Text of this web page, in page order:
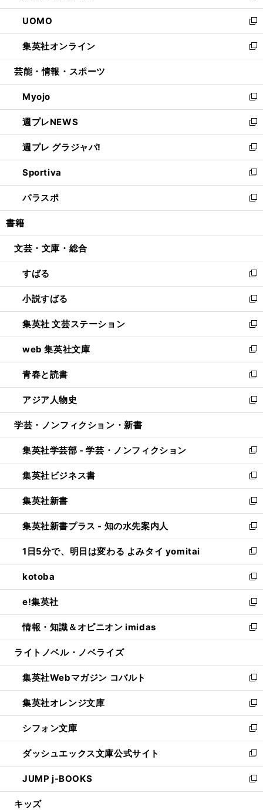
開
く
ウ
で
開
く
ン
ド
ウ
で
開
ウ
ィ
ン
ド
ウ
開
く
し
い
ウ
ィ
ン
ウ
で
開
く
UOMO
新
し
い
ウ
ン
ド
ウ
で
開
く
集英社オンライン
新
し
ウ
ィ
ン
ド
ウ
で
開
く
芸能・情報・スポーツ
Myojo
新
し
い
ウ
ィ
ン
ド
ウ
で
開
週プレNEWS
新
し
い
ウ
ィ
ン
ド
ウ
開
週プレ グラジャパ!
新
し
い
ウ
ィ
ン
ウ
開
く
Sportiva
新
し
い
ウ
ン
ウ
で
開
く
パラスポ
新
し
ウ
ン
ド
ウ
で
開
く
書籍
文芸・文庫・総合
すばる
新
し
い
ウ
ィ
ン
ド
ウ
で
開
く
小説すばる
新
し
い
ウ
ィ
ン
ド
ウ
で
開
集英社 文芸ステーション
新
し
い
ウ
ィ
ン
ド
ウ
開
く
web 集英社文庫
新
し
い
ウ
ィ
ン
ウ
で
開
く
青春と読書
新
し
い
ウ
ン
ド
ウ
で
開
く
アジア人物史
新
し
ウ
ィ
ン
ド
ウ
で
開
く
学芸・ノンフィクション・新書
集英社学芸部 - 学芸・ノンフィクション
新
し
い
ウ
ィ
ン
ド
ウ
で
開
く
集英社ビジネス書
新
し
い
ウ
ィ
ン
ド
ウ
で
開
く
集英社新書
新
し
い
ウ
ィ
ン
ド
ウ
で
開
く
集英社新書プラス - 知の水先案内人
新
し
い
ウ
ィ
ン
ド
ウ
で
開
1日5分で、明日は変わる よみタイ yomitai
新
し
い
ウ
ィ
ン
ド
ウ
開
く
kotoba
新
し
い
ウ
ィ
ン
ウ
で
開
く
e!集英社
新
し
い
ウ
ン
ド
ウ
で
開
く
情報・知識＆オピニオン imidas
新
し
ウ
ィ
ン
ド
ウ
で
開
く
ライトノベル・ノベライズ
集英社Webマガジン コバルト
新
し
い
ウ
ィ
ン
ド
ウ
で
開
集英社オレンジ文庫
新
し
い
ウ
ィ
ン
ド
ウ
シフォン文庫
新
し
い
ウ
ィ
ン
ダッシュエックス文庫公式サイト
新
し
い
ウ
JUMP j-BOOKS
新
し
キッズ